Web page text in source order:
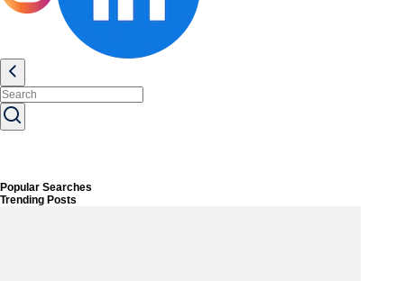
Popular Searches
Trending Posts